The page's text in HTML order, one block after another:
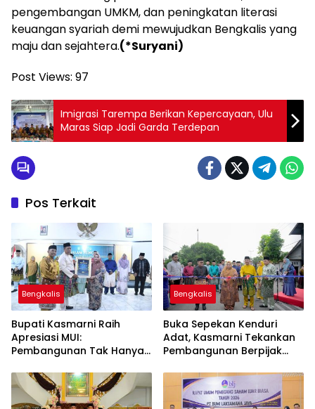
pengembangan UMKM, dan peningkatan literasi
keuangan syariah demi mewujudkan Bengkalis yang
maju dan sejahtera.(*Suryani)
Post Views: 97
Imigrasi Tarempa Berikan Kepercayaan, Ulu
Maras Siap Jadi Garda Terdepan
Pos Terkait
Bengkalis
Bupati Kasmarni Raih
Apresiasi MUI:
Pembangunan Tak Hanya
Bengkalis
Buka Sepekan Kenduri
Adat, Kasmarni Tekankan
Pembangunan Berpijak